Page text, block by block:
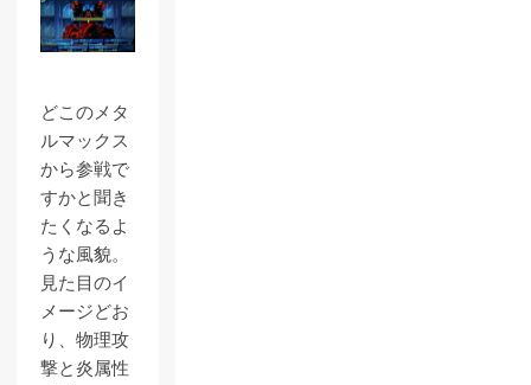
どこのメタ
ルマックス
から参戦で
すかと聞き
たくなるよ
うな風貌。
見た目のイ
メージどお
り、物理攻
撃と炎属性